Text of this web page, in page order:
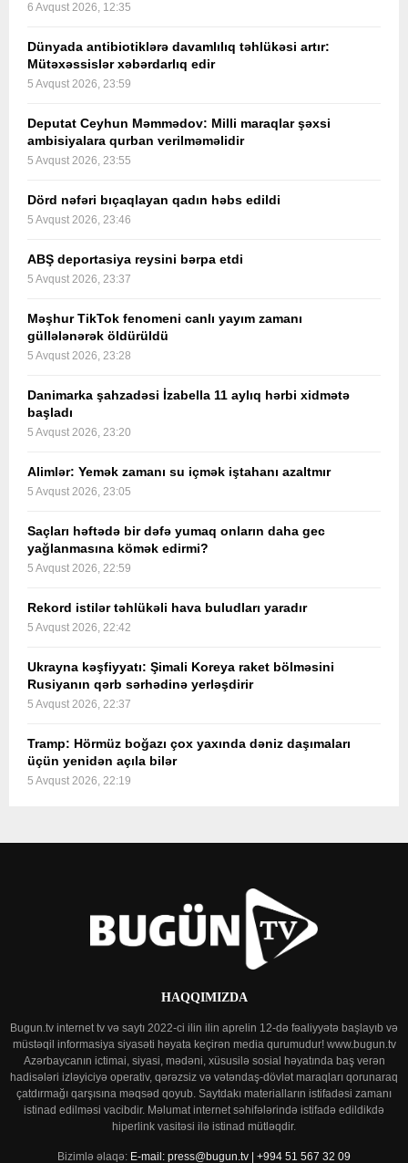
6 Avqust 2026, 12:35
Dünyada antibiotiklərə davamlılıq təhlükəsi artır:
Mütəxəssislər xəbərdarlıq edir
5 Avqust 2026, 23:59
Deputat Ceyhun Məmmədov: Milli maraqlar şəxsi
ambisiyalara qurban verilməməlidir
5 Avqust 2026, 23:55
Dörd nəfəri bıçaqlayan qadın həbs edildi
5 Avqust 2026, 23:46
ABŞ deportasiya reysini bərpa etdi
5 Avqust 2026, 23:37
Məşhur TikTok fenomeni canlı yayım zamanı
güllələnərək öldürüldü
5 Avqust 2026, 23:28
Danimarka şahzadəsi İzabella 11 aylıq hərbi xidmətə
başladı
5 Avqust 2026, 23:20
Alimlər: Yemək zamanı su içmək iştahanı azaltmır
5 Avqust 2026, 23:05
Saçları həftədə bir dəfə yumaq onların daha gec
yağlanmasına kömək edirmi?
5 Avqust 2026, 22:59
Rekord istilər təhlükəli hava buludları yaradır
5 Avqust 2026, 22:42
Ukrayna kəşfiyyatı: Şimali Koreya raket bölməsini
Rusiyanın qərb sərhədinə yerləşdirir
5 Avqust 2026, 22:37
Tramp: Hörmüz boğazı çox yaxında dəniz daşımaları
üçün yenidən açıla bilər
5 Avqust 2026, 22:19
HAQQIMIZDA
Bugun.tv internet tv və saytı 2022-ci ilin ilin aprelin 12-də fəaliyyətə başlayıb və
müstəqil informasiya siyasəti həyata keçirən media qurumudur! www.bugun.tv
Azərbaycanın ictimai, siyasi, mədəni, xüsusilə sosial həyatında baş verən
hadisələri izləyiciyə operativ, qərəzsiz və vətəndaş-dövlət maraqları qorunaraq
çatdırmağı qarşısına məqsəd qoyub. Saytdakı materialların istifadəsi zamanı
istinad edilməsi vacibdir. Məlumat internet səhifələrində istifadə edildikdə
hiperlink vasitəsi ilə istinad mütləqdir.
Bizimlə əlaqə: E-mail: press@bugun.tv | +994 51 567 32 09